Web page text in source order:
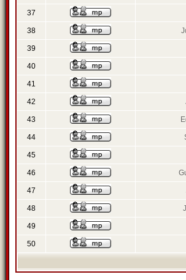
37
38
39
40
41
42
43
44
45
46
47
48
49
50